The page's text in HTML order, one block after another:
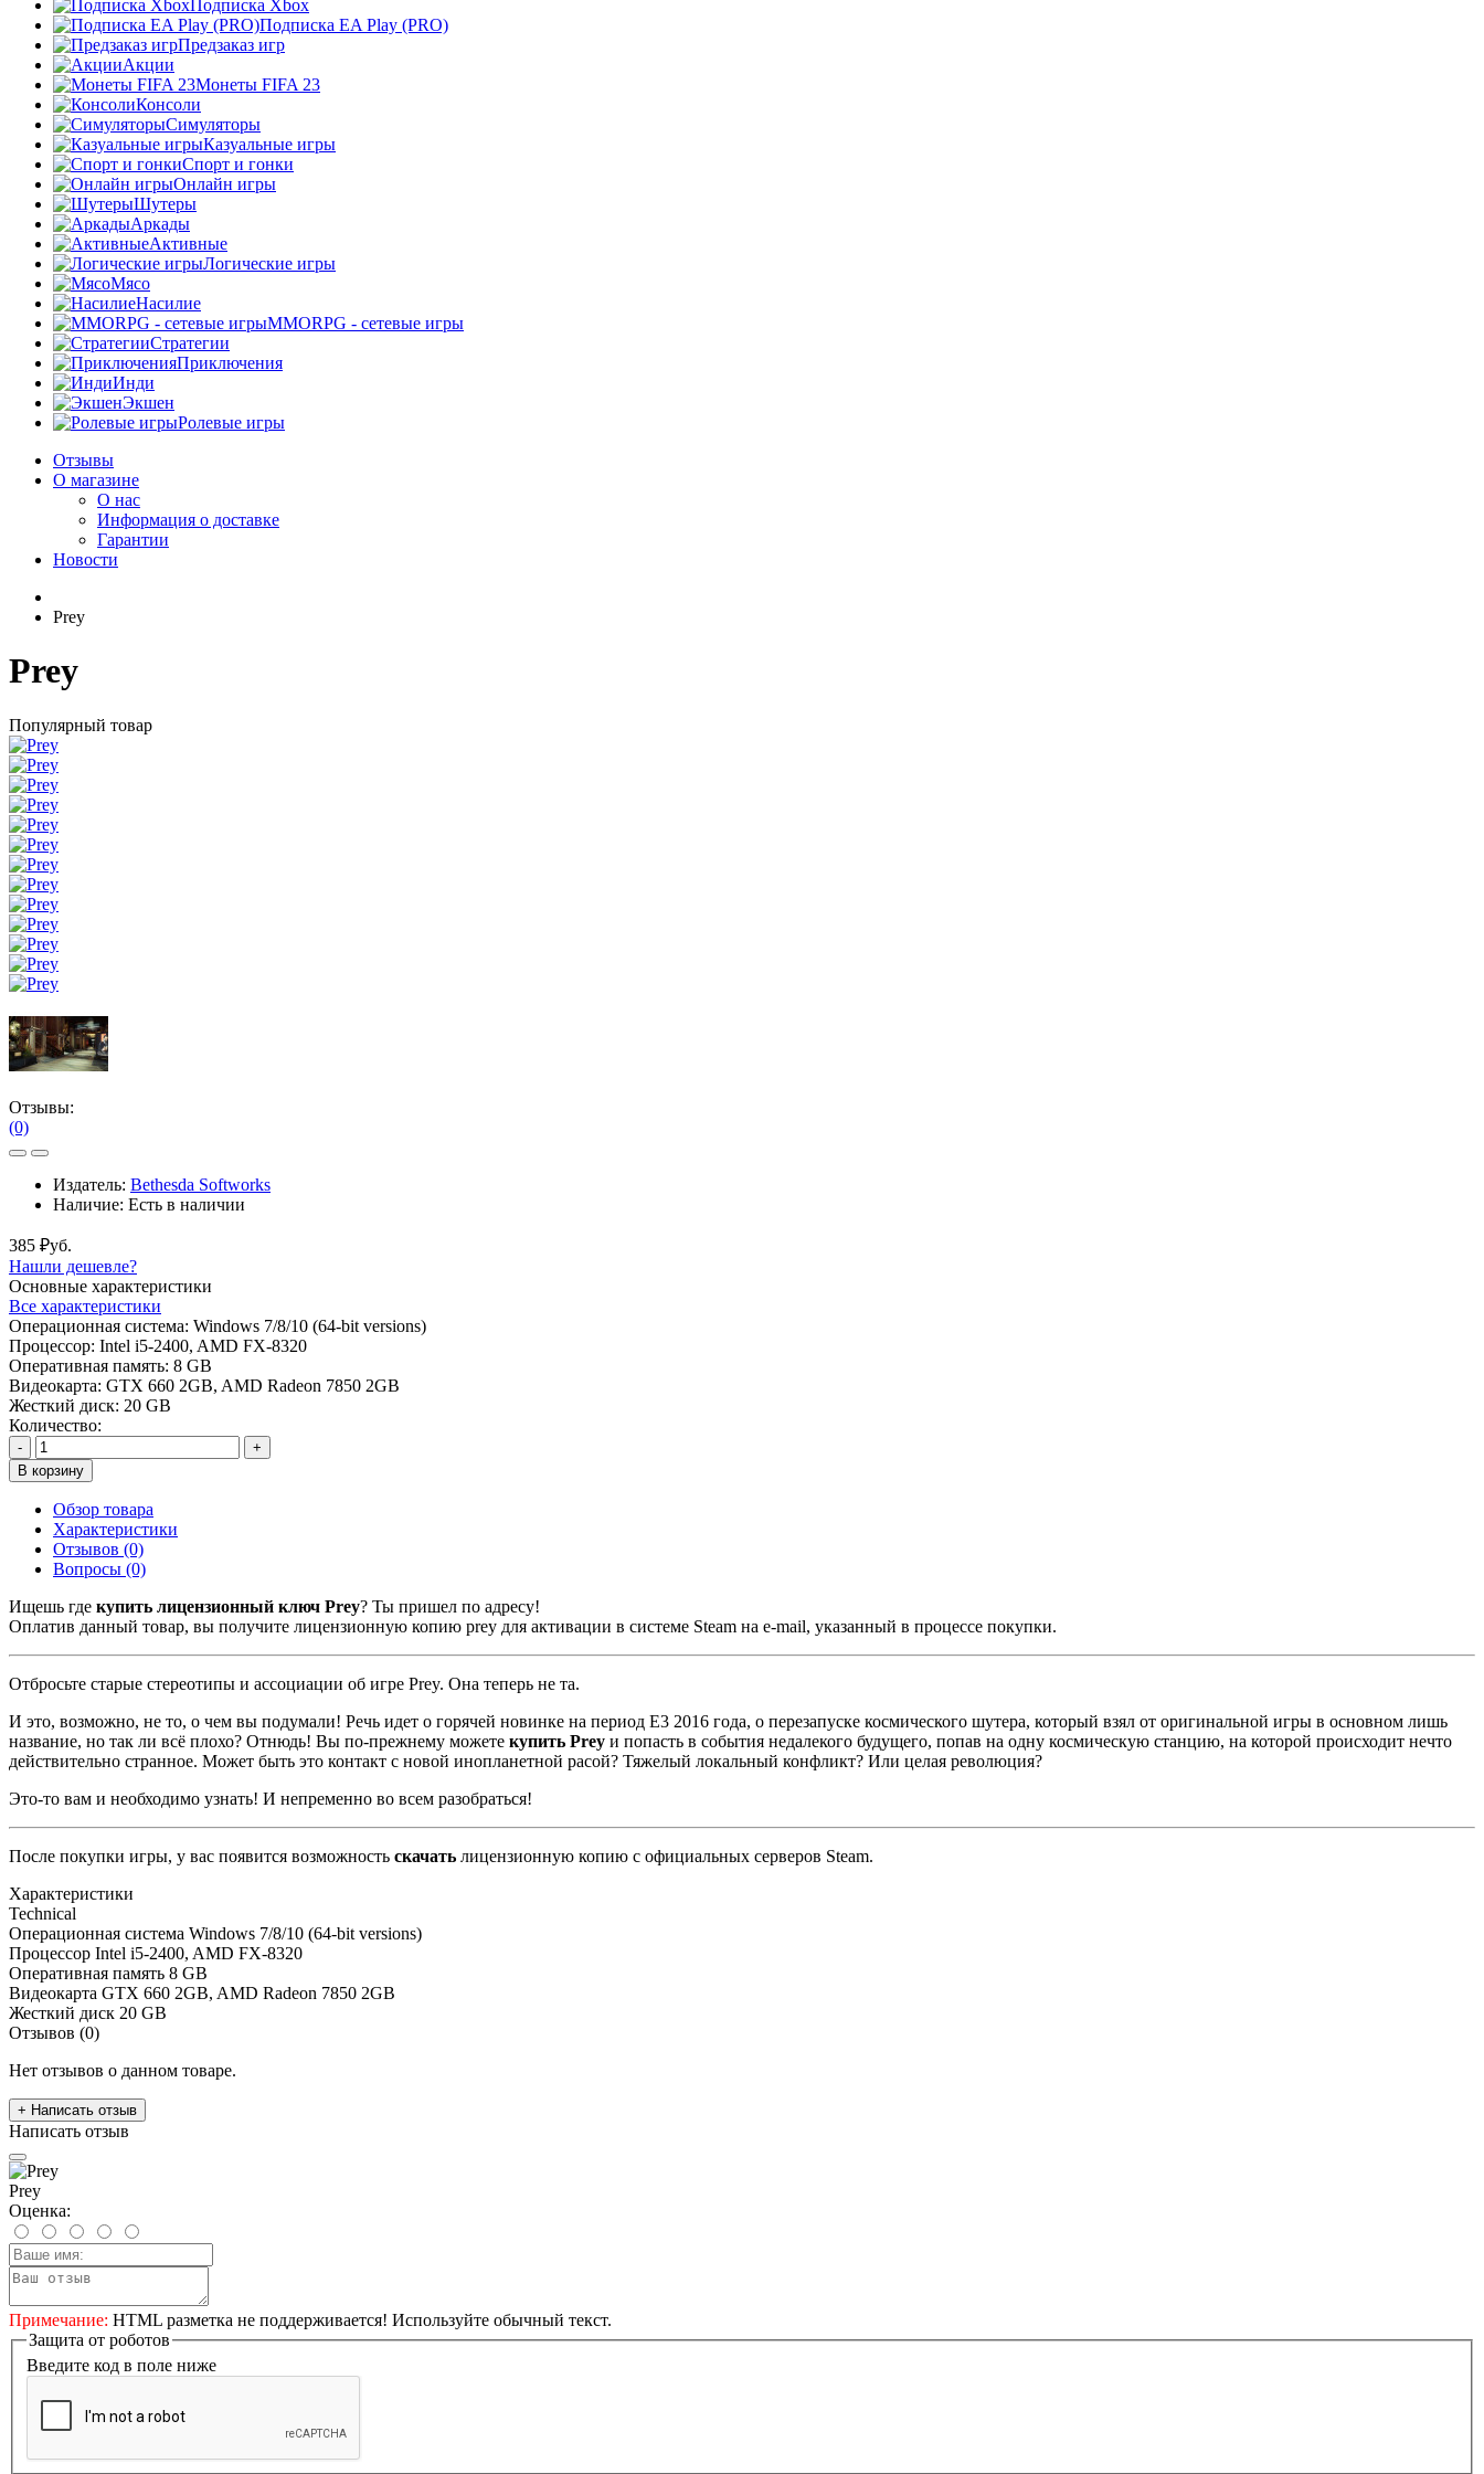
Подписка Xbox
Подписка EA Play (PRO)
Предзаказ игр
Акции
Монеты FIFA 23
Консоли
Симуляторы
Казуальные игры
Спорт и гонки
Онлайн игры
Шутеры
Аркады
Активные
Логические игры
Мясо
Насилие
MMORPG - сетевые игры
Стратегии
Приключения
Инди
Экшен
Ролевые игры
Отзывы
О магазине
О нас
Информация о доставке
Гарантии
Новости
Prey
Prey
Популярный товар
Отзывы:
(0)
Издатель: Bethesda Softworks
Наличие: Есть в наличии
385 ₽уб.
Нашли дешевле?
Основные характеристики
Все характеристики
Операционная система: Windows 7/8/10 (64-bit versions)
Процессор: Intel i5-2400, AMD FX-8320
Оперативная память: 8 GB
Видеокарта: GTX 660 2GB, AMD Radeon 7850 2GB
Жесткий диск: 20 GB
Количество:
-
+
В корзину
Обзор товара
Характеристики
Отзывов (0)
Вопросы (0)
Ищешь где купить лицензионный ключ Prey? Ты пришел по адресу!
Оплатив данный товар, вы получите лицензионную копию prey для активации в системе Steam на e-mail, указанный в процессе покупки.
Отбросьте старые стереотипы и ассоциации об игре Prey. Она теперь не та.
И это, возможно, не то, о чем вы подумали! Речь идет о горячей новинке на период Е3 2016 года, о перезапуске космического шутера, который взял от оригинальной игры в основном лишь
название, но так ли всё плохо? Отнюдь! Вы по-прежнему можете купить Prey и попасть в события недалекого будущего, попав на одну космическую станцию, на которой происходит нечто
действительно странное. Может быть это контакт с новой инопланетной расой? Тяжелый локальный конфликт? Или целая революция?
Это-то вам и необходимо узнать! И непременно во всем разобраться!
После покупки игры, у вас появится возможность скачать лицензионную копию с официальных серверов Steam.
Характеристики
Technical
Операционная система Windows 7/8/10 (64-bit versions)
Процессор Intel i5-2400, AMD FX-8320
Оперативная память 8 GB
Видеокарта GTX 660 2GB, AMD Radeon 7850 2GB
Жесткий диск 20 GB
Отзывов (0)
Нет отзывов о данном товаре.
+ Написать отзыв
Написать отзыв
Prey
Оценка:
Примечание: HTML разметка не поддерживается! Используйте обычный текст.
Защита от роботов
Введите код в поле ниже